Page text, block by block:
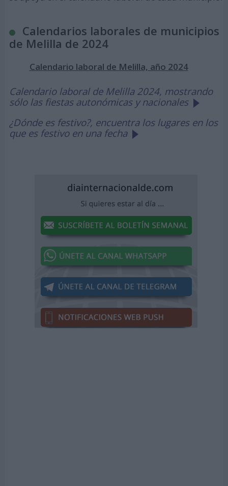
Calendarios laborales de municipios
de Melilla de 2024
Calendario laboral de Melilla, año 2024
Calendario laboral de Melilla 2024, mostrando
sólo las fiestas autonómicas y nacionales
¿Dónde es festivo?, encuentra los lugares en los
que es festivo en una fecha